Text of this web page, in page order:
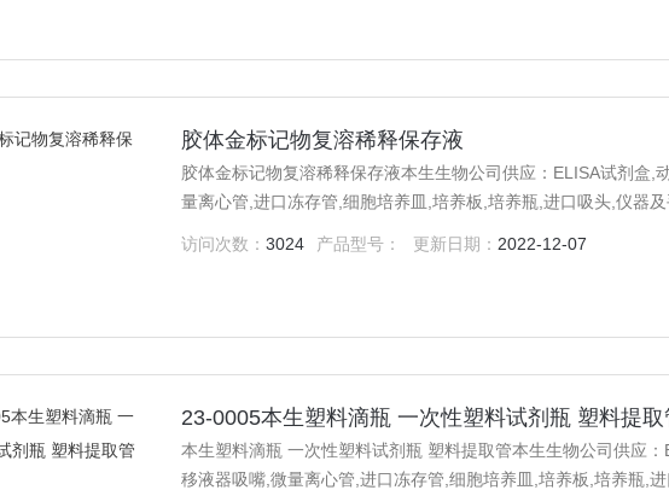
胶体金标记物复溶稀释保存液
胶体金标记物复溶稀释保存液本生生物公司供应：ELISA试剂盒,
量离心管,进口冻存管,细胞培养皿,培养板,培养瓶,进口吸头,仪器
访问次数：3024 产品型号： 更新日期： 2022-12-07
23-0005本生塑料滴瓶 一次性塑料试剂瓶 塑料提取
本生塑料滴瓶 一次性塑料试剂瓶 塑料提取管本生生物公司供应
移液器吸嘴,微量离心管,进口冻存管,细胞培养皿,培养板,培养瓶,